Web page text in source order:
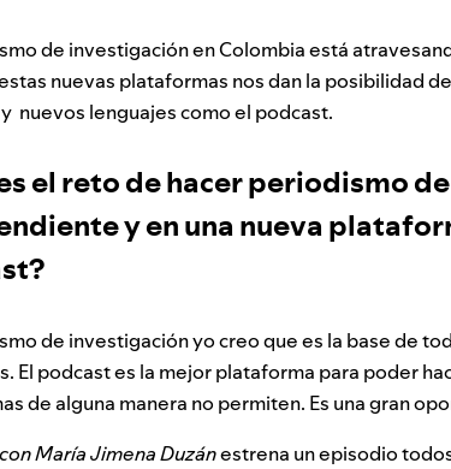
de investigación en Colombia está
nuevas plataformas nos dan la posibilidad
nuevos lenguajes como el podcast.
el reto de hacer periodismo
y en una nueva
de investigación yo creo que es la base de
El podcast es la mejor plataforma para poder
de alguna manera no permiten. Es una gran
María Jimena Duzánestrena un episodio